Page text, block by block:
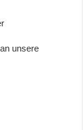
unsere